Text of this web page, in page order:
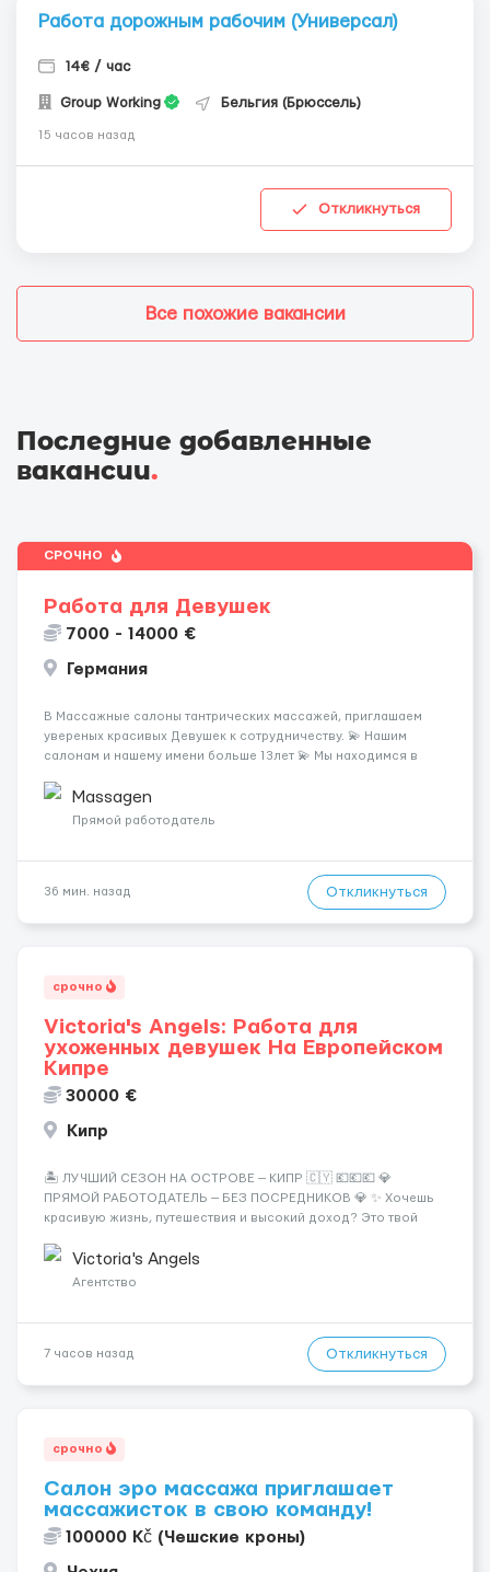
Работа дорожным рабочим (Универсал)
14€ / час
Group Working Бельгия (Брюссель)
15 часов назад
Откликнуться
Все похожие вакансии
Последние добавленные
вакансии.
СРОЧНО
Работа для Девушек
7000 - 14000 €
Германия
В Массажные салоны тантрических массажей, приглашаем
увереных красивых Девушек к сотрудничеству. 💫 Нашим
салонам и нашему имени больше 13лет 💫 Мы находимся в
заработная плата 💚Мы гарантируем Наличие работы. Поток 💝
incall / Out...
Massagen
Прямой работодатель
36 мин. назад Откликнуться
срочно
Victoria's Angels: Работа для
ухоженных девушек На Европейском
Кипре
30000 €
Кипр
🏝️ ЛУЧШИЙ СЕЗОН НА ОСТРОВЕ — КИПР 🇨🇾 💶💶💶 💎
ПРЯМОЙ РАБОТОДАТЕЛЬ — БЕЗ ПОСРЕДНИКОВ 💎 ✨ Хочешь
красивую жизнь, путешествия и высокий доход? Это твой
Опытная команда с годами практики — Стабильный поток
клиентов (без ...
Victoria's Angels
Агентство
7 часов назад Откликнуться
срочно
Салон эро массажа приглашает
массажисток в свою команду!
100000 Kč (Чешские кроны)